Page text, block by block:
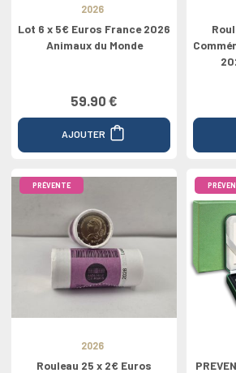
2026
Lot 6 x 5€ Euros France 2026
Animaux du Monde
59.90 €
AJOUTER
PRÉVENTE
2026
Rouleau 25 x 2€ Euros